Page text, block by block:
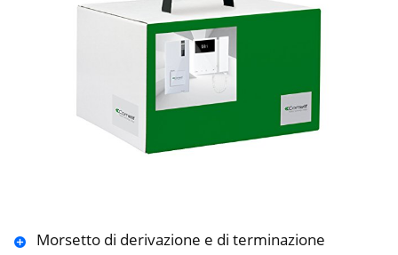
Morsetto di derivazione e di terminazione